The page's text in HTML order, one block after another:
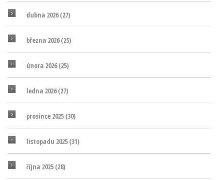
dubna 2026(27)
března 2026(25)
února 2026(25)
ledna 2026(27)
prosince 2025 (30)
listopadu 2025 (31)
října 2025 (28)